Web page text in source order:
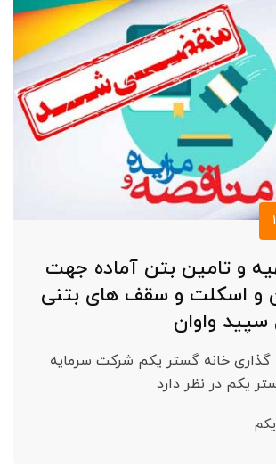
و تامین بتن آماده جهت
و اسکلت و سقف های بتنی
واوان
خانه گستر یکم شرکت سرمایه
یکم در نظر دارد